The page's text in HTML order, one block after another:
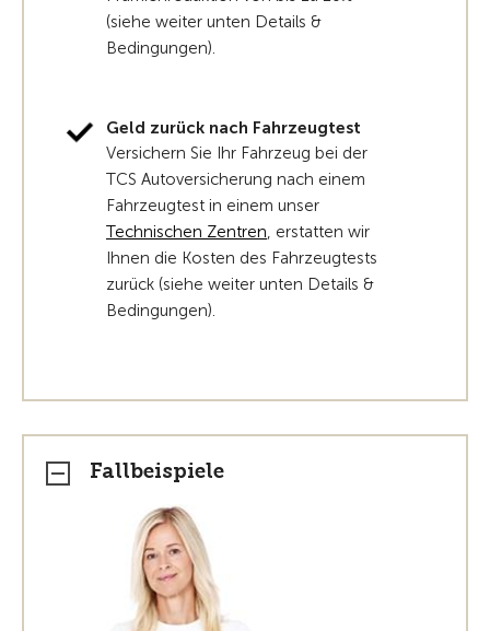
(siehe weiter unten Details &
Bedingungen).
Geld zurück nach Fahrzeugtest
Versichern Sie Ihr Fahrzeug bei der
TCS Autoversicherung nach einem
Fahrzeugtest in einem unser
Technischen Zentren, erstatten wir
Ihnen die Kosten des Fahrzeugtests
zurück (siehe weiter unten Details &
Bedingungen).
Fallbeispiele